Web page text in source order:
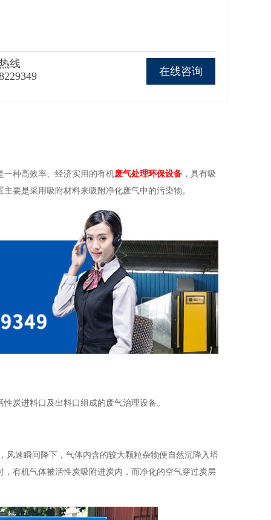
在线咨询
线
一种高效率、经济实用的有机废气处理环保设备 ，具有吸
要是采用吸附材料来吸附净化废气中的污染物。
炭进料口及出料口组成的废气治理设备。
风速瞬间降下，气体内含的较大颗粒杂物便自然沉降入塔
，有机气体被活性炭吸附进炭内，而净化的空气穿过炭层